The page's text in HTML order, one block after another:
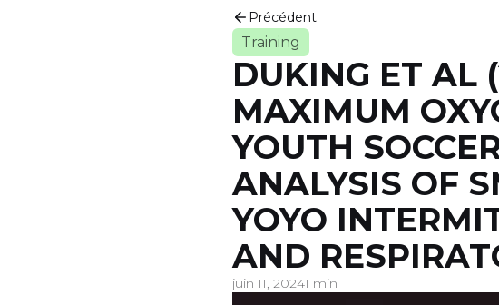
Précédent
Training
DUKING ET AL
MAXIMUM
YOUTH
ANALYSIS OF
YOYO
AND
juin 11, 20241 min